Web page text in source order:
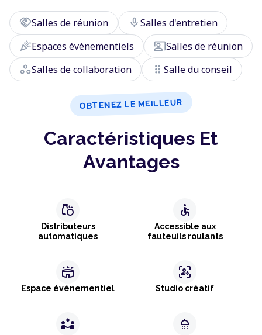
handshakeSalles de réunion micSalles d'entretien
celebrationEspaces événementiels co_presentSalles de réunion
workspacesSalles de collaboration drag_indicator Salle du conseil
OBTENEZ LE MEILLEUR
Caractéristiques Et
Avantages
grocery
Distributeurs
automatiques
accessible
Accessible aux
fauteuils roulants
stadium
Espace événementiel
frame_person_mic
Studio créatif
partner_exchange shower